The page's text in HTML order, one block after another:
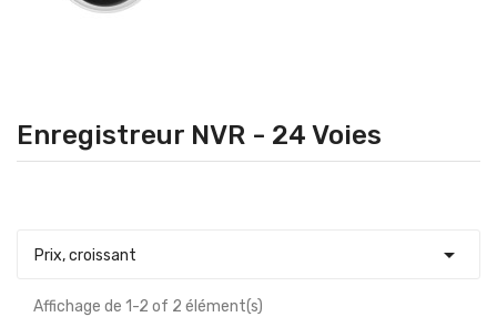
Enregistreur NVR - 24 Voies
Prix, croissant 
Affichage de 1-2 of 2 élément(s)